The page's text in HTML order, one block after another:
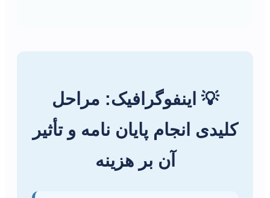
💡 اینفوگرافیک: مراحل
کلیدی انجام پایان نامه و تأثیر
آن بر هزینه